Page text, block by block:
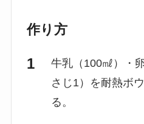
作り方
牛乳（100㎖）・
さじ1）を耐熱ボ
る。